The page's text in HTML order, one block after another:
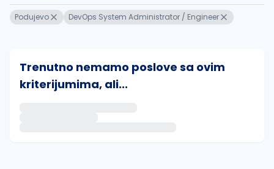
Podujevo DevOps System Administrator / Engineer
Trenutno nemamo poslove sa ovim
kriterijumima, ali...